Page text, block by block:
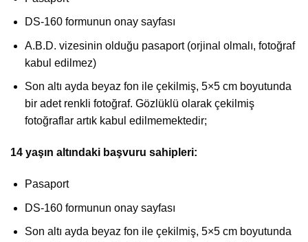
DS-160 formunun onay sayfası
A.B.D. vizesinin olduğu pasaport (orjinal olmalı, fotoğraf
kabul edilmez)
Son altı ayda beyaz fon ile çekilmiş, 5×5 cm boyutunda
bir adet renkli fotoğraf. Gözlüklü olarak çekilmiş
fotoğraflar artık kabul edilmemektedir;
14 yaşın altındaki başvuru sahipleri:
Pasaport
DS-160 formunun onay sayfası
Son altı ayda beyaz fon ile çekilmiş, 5×5 cm boyutunda